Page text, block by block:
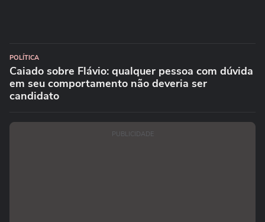
POLÍTICA
Caiado sobre Flávio: qualquer pessoa com dúvida
em seu comportamento não deveria ser
candidato
PUBLICIDADE